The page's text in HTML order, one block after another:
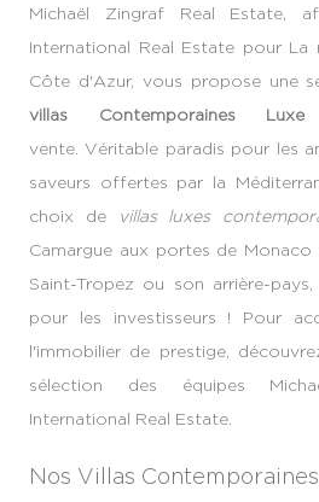
Michaël Zingraf Real Estate,
International Real Estate pour La
Côte d'Azur, vous propose une
villas Contemporaines Luxe
vente. Véritable paradis pour les
saveurs offertes par la
choix de
villas luxes
Camargue aux portes de Monaco
Saint-Tropez ou son arrière-
pour les investisseurs ! Pour
l'immobilier de prestige,
sélection des équipes
International Real Estate.
Nos Villas Contemporaines